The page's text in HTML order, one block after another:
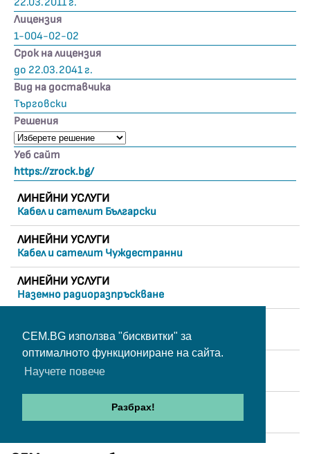
CEM.BG използва "бисквитки" за
оптималното функциониране на сайта.
Научете повече
Разбрах!
ЛИНЕЙНИ УСЛУГИ
Кабел и сателит Български
ЛИНЕЙНИ УСЛУГИ
Кабел и сателит Чуждестранни
ЛИНЕЙНИ УСЛУГИ
Наземно радиоразпръскване
Услуги по заявка
ПРЕДПРИЯТИЯ
Разпространяващи програми
за споделяне на видеоклипове
Лицензия
1-004-02-02
Срок на лицензия
до 22.03.2041 г.
Вид на доставчика
Търговски
Решения
Уеб сайт
https://zrock.bg/